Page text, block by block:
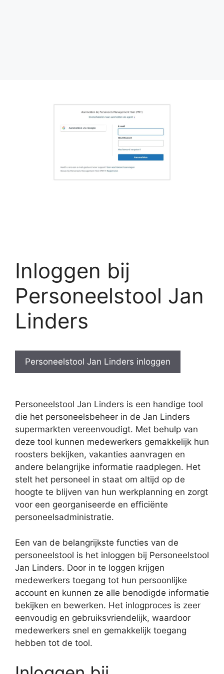
Inloggen bij
Personeelstool Jan
Linders
Personeelstool Jan Linders inloggen
Personeelstool Jan Linders is een handige tool
die het personeelsbeheer in de Jan Linders
supermarkten vereenvoudigt. Met behulp van
deze tool kunnen medewerkers gemakkelijk hun
roosters bekijken, vakanties aanvragen en
andere belangrijke informatie raadplegen. Het
stelt het personeel in staat om altijd op de
hoogte te blijven van hun werkplanning en zorgt
voor een georganiseerde en efficiënte
personeelsadministratie.
Een van de belangrijkste functies van de
personeelstool is het inloggen bij Personeelstool
Jan Linders. Door in te loggen krijgen
medewerkers toegang tot hun persoonlijke
account en kunnen ze alle benodigde informatie
bekijken en bewerken. Het inlogproces is zeer
eenvoudig en gebruiksvriendelijk, waardoor
medewerkers snel en gemakkelijk toegang
hebben tot de tool.